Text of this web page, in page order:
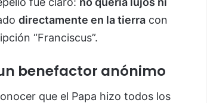
directamente en la tierra con
“Franciscus”.
benefactor anónimo
que el Papa hizo todos los